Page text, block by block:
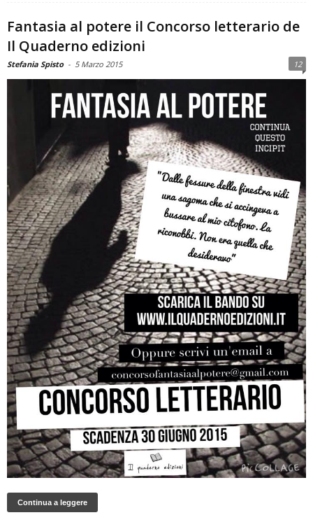
Fantasia al potere il Concorso letterario de
Il Quaderno edizioni
Stefania Spisto - 5 Marzo 2015 12
Continua a leggere